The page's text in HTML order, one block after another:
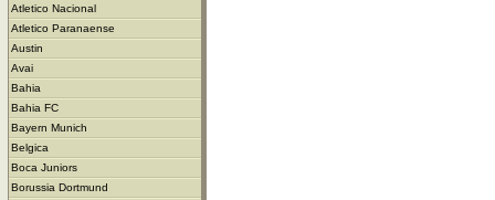
Atletico Nacional
Atletico Paranaense
Austin
Avai
Bahia
Bahia FC
Bayern Munich
Belgica
Boca Juniors
Borussia Dortmund